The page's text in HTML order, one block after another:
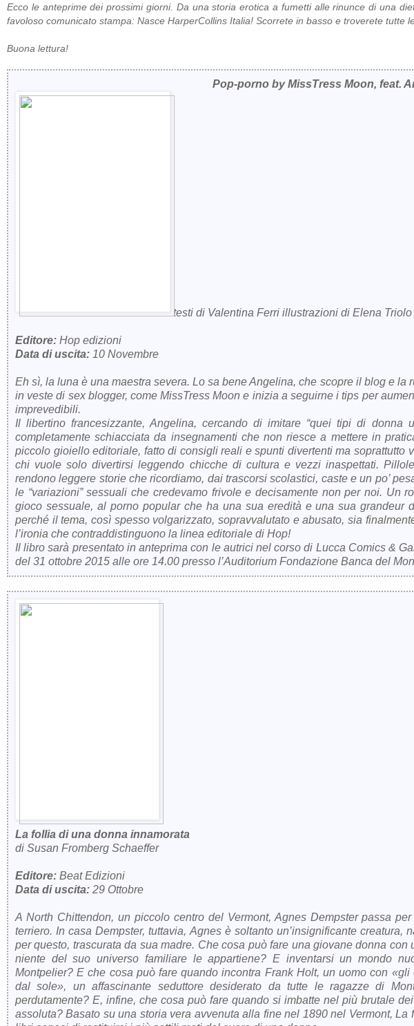
Ecco le anteprime dei prossimi giorni. Da una storia erotica a fumetti alle rinunce di una
favoloso comunicato stampa: Nasce HarperCollins Italia! Scorrete in basso e troverete tutte
Buona lettura!
Pop-porno by MissTress Moon, feat.
testi di Valentina Ferri illustrazioni di Elena Triolo
Editore: Hop edizioni
Data di uscita: 10 Novembre
Eh sì, la luna è una maestra severa. Lo sa bene Angelina, che scopre il blog e
in veste di sex blogger, come MissTress Moon e inizia a seguirne i tips per
imprevedibili.
Il libertino francesizzante, Angelina, cercando di imitare “quei tipi di donna
completamente schiacciata da insegnamenti che non riesce a mettere in
piccolo gioiello editoriale, fatto di consigli reali e spunti divertenti ma soprattutto
chi vuole solo divertirsi leggendo chicche di cultura e vezzi inaspettati.
rendono leggere storie che ricordiamo, dai trascorsi scolastici, caste e un po’
le “variazioni” sessuali che credevamo frivole e decisamente non per noi. Un
gioco sessuale, al porno popular che ha una sua eredità e una sua grandeur
perché il tema, così spesso volgarizzato, sopravvalutato e abusato, sia
l’ironia che contraddistinguono la linea editoriale di Hop!
Il libro sarà presentato in anteprima con le autrici nel corso di Lucca Comics &
del 31 ottobre 2015 alle ore 14.00 presso l’Auditorium Fondazione Banca del
La follia di una donna innamorata
di Susan Fromberg Schaeffer
Editore: Beat Edizioni
Data di uscita: 29 Ottobre
A North Chittendon, un piccolo centro del Vermont, Agnes Dempster passa
terriero. In casa Dempster, tuttavia, Agnes è soltanto un’insignificante creatura,
per questo, trascurata da sua madre. Che cosa può fare una giovane donna
niente del suo universo familiare le appartiene? E inventarsi un mondo
Montpelier? E che cosa può fare quando incontra Frank Holt, un uomo con
dal sole», un affascinante seduttore desiderato da tutte le ragazze di
perdutamente? E, infine, che cosa può fare quando si imbatte nel più brutale
assoluta? Basato su una storia vera avvenuta alla fine nel 1890 nel Vermont,